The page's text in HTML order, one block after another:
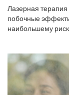
Лазерная терапия
побочные
наибольшему